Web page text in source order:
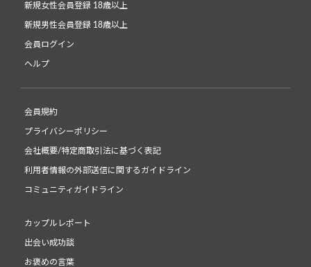
新規女性会員登録 18歳以上
新規男性会員登録 18歳以上
会員ログイン
ヘルプ
会員規約
プライバシーポリシー
会社概要/特定商取引法に基づく表記
利用者情報の外部送信に関するガイドライン
コミュニティガイドライン
カップルレポート
出会い成功談
お褒めの言葉